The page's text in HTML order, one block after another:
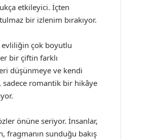
etkileyici. İçten
bir izlenim bırakıyor.
evliliğin çok boyutlu
bir çiftin farklı
düşünmeye ve kendi
sadece romantik bir hikâye
önüne seriyor. İnsanlar,
fragmanın sunduğu bakış